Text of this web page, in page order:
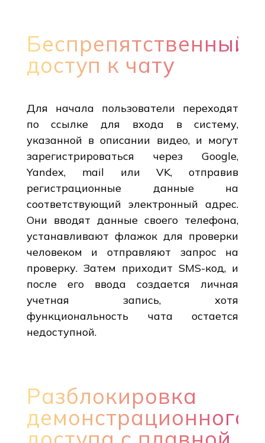
Беспрепятственный
доступ к чату
Для начала пользователи переходят
по ссылке для входа в систему,
указанной в описании видео, и могут
зарегистрироваться через Google,
Yandex, mail или VK, отправив
регистрационные данные на
соответствующий электронный адрес.
Они вводят данные своего телефона,
устанавливают флажок для проверки
человеком и отправляют запрос на
проверку. Затем приходит SMS-код, и
после его ввода создается личная
учетная запись, хотя
функциональность чата остается
недоступной.
Разблокировка
демонстрационного